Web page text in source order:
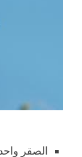
الصقر